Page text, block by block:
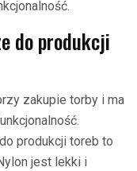
do produkcji
zakupie torby i ma
produkcji toreb to
jest lekki i